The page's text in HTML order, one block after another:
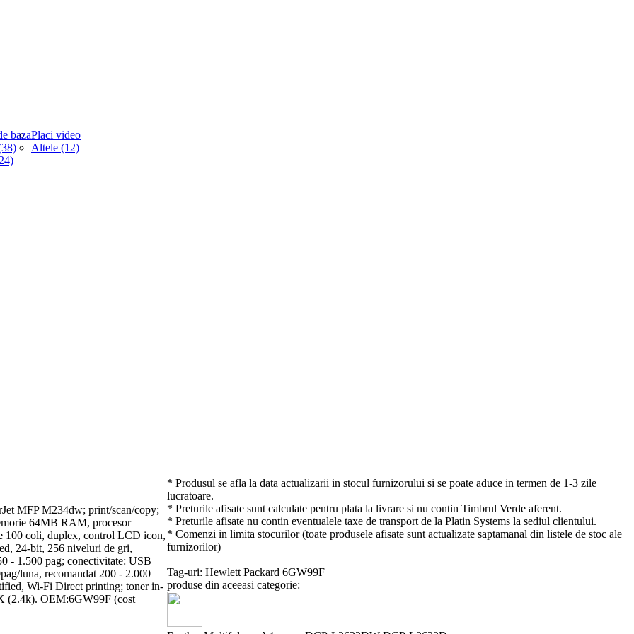
bazaPlaci video
Altele (12)
MFP M234dw; print/scan/copy;
64MB RAM, procesor
100 coli, duplex, control LCD icon,
24-bit, 256 niveluri de gri,
- 1.500 pag; conectivitate: USB
luna, recomandat 200 - 2.000
Wi-Fi Direct printing; toner in-
(2.4k). OEM:6GW99F (cost
* Produsul se afla la data actualizarii in stocul furnizorului si se poate aduce in termen de 1-3 zile
lucratoare.
* Preturile afisate sunt calculate pentru plata la livrare si nu contin Timbrul Verde aferent.
* Preturile afisate nu contin eventualele taxe de transport de la Platin Systems la sediul clientului.
* Comenzi in limita stocurilor (toate produsele afisate sunt actualizate saptamanal din listele de stoc ale
furnizorilor)
Tag-uri: Hewlett Packard 6GW99F
produse din aceeasi categorie: